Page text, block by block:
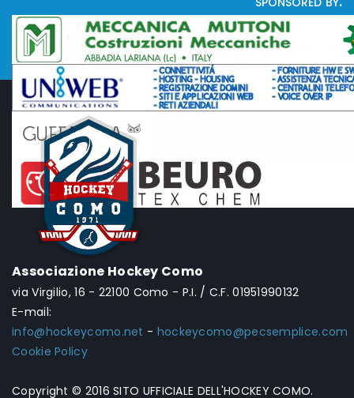
Associazione Hockey Como
via Virgilio, 16 - 22100 Como - P.I. / C.F. 01951990132
E-mail:
info@hockeycomo.net - hockeycomo@pecsemplice.com
Cookie Policy
Copyright © 2016 SITO UFFICIALE DELL'HOCKEY COMO.